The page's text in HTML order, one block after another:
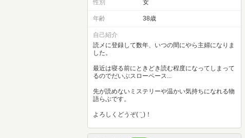
性別 女
年齢 38歳
自己紹介
読メに登録して数年、いつの間にやら主婦になりま
した。
最近は寝る前にときどき読む程度になってしまって
るのでだいぶスローペース...
先が読めないミステリーや温かい気持ちになれる物
語らぶです。
よろしくどうぞ( ¨̮ )！